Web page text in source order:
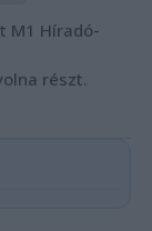
M1 Híradó-
részt.